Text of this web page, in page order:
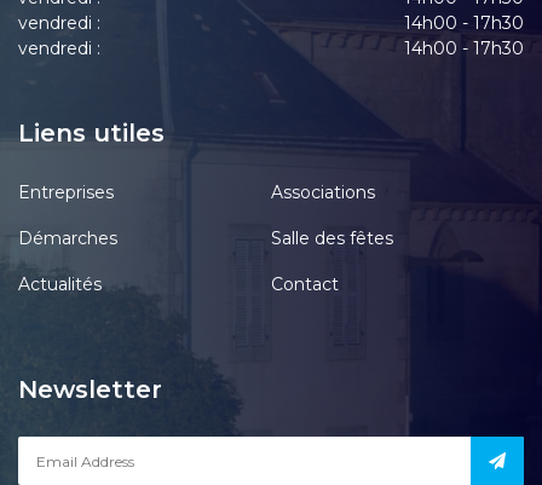
vendredi :
14h00 - 17h30
vendredi :
14h00 - 17h30
Liens utiles
Entreprises Associations
Démarches Salle des fêtes
Actualités Contact
Newsletter